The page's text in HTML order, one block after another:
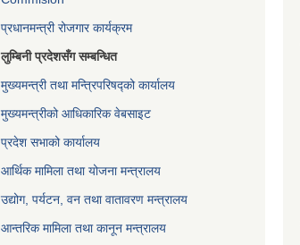
प्रधानमन्त्री रोजगार कार्यक्रम
लुम्बिनी प्रदेशसँग सम्बन्धित
मुख्यमन्त्री तथा मन्त्रिपरिषद्को कार्यालय
मुख्यमन्त्रीको आधिकारिक वेबसाइट
प्रदेश सभाको कार्यालय
आर्थिक मामिला तथा योजना मन्त्रालय
उद्योग, पर्यटन, वन तथा वातावरण मन्त्रालय
आन्तरिक मामिला तथा कानून मन्त्रालय